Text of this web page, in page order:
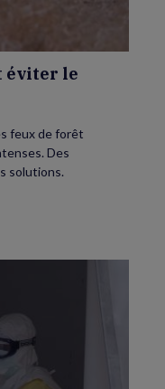
éviter le
feux de forêt
Des
solutions.